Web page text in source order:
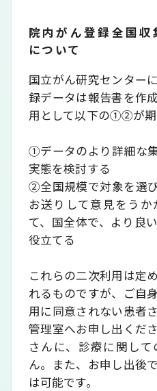
院内がん登録全国
について
国立がん研究センター
録データは報告書を作
用として以下の①②が期
①データのより詳細な
実態を検討する
②全国規模で対象を選
お送りして意見をう
て、国全体で、より良
役立てる
これらの二次利用は定
れるものですが、ご自
用に同意されない患者
管理室へお申し出くだ
さんに、診療に関し
ん。また、お申し出後
は可能です。